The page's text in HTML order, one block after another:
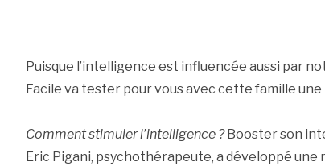
Puisque l’intelligence est influencée aussi par
Facile va tester pour vous avec cette famille
Comment stimuler l’intelligence ?Booster son
Eric Pigani, psychothérapeute, a développé une